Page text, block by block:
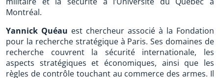
Montréal.
Yannick Quéau est chercheur associé à la Fondation
pour la recherche stratégique à Paris. Ses domaines de
recherche couvrent la sécurité internationale, les
aspects stratégiques et économiques, ainsi que les
règles de contrôle touchant au commerce des armes. Il